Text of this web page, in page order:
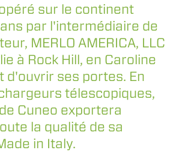
sur le continent
par l'intermédiaire de
MERLO AMERICA, LLC
à Rock Hill, en Caroline
d'ouvrir ses portes. En
télescopiques,
Cuneo exportera
la qualité de sa
in Italy.